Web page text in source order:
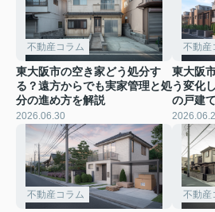
不動産コラム
東大阪市の空き家どう処分す
る？遠方からでも実家管理と処
分の進め方を解説
2026.06.30
不動産
東大阪
う変化
の戸建
不動産コラム 不動産